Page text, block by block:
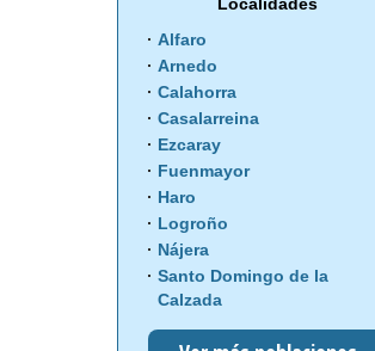
Localidades
Alfaro
Arnedo
Calahorra
Casalarreina
Ezcaray
Fuenmayor
Haro
Logroño
Nájera
Santo Domingo de la
Calzada